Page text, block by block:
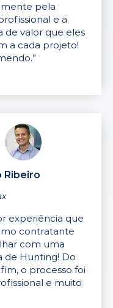
pela
e a
de valor que eles
a cada projeto!
Ribeiro
experiência que
contratante
com uma
de Hunting! Do
o processo foi
e muito